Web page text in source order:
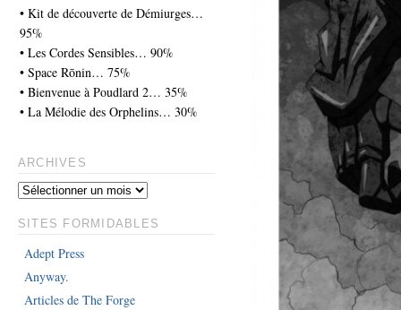
• Kit de découverte de Démiurges…
95%
• Les Cordes Sensibles… 90%
• Space Rōnin… 75%
• Bienvenue à Poudlard 2… 35%
• La Mélodie des Orphelins… 30%
ARCHIVES
SITES FORMIDABLES
Adept Press
Anyway.
Articles de The Forge